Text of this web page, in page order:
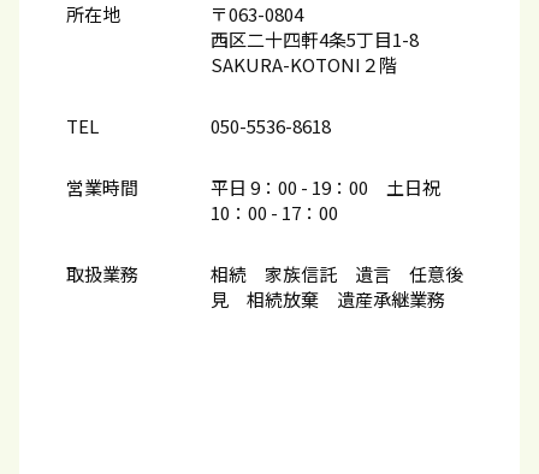
所在地
〒063-0804
西区二十四軒4条5丁目1-8
SAKURA-KOTONI２階
TEL 050-5536-8618
営業時間
平日 9：00 - 19：00 土日祝
10：00​ - 17：00
取扱業務
相続 家族信託 遺言 任意後
見 相続放棄 遺産承継業務